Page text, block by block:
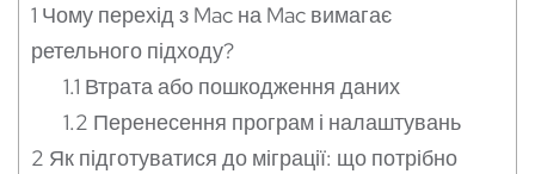
1 Чому перехід з Mac на Mac вимагає
ретельного підходу?
1.1 Втрата або пошкодження даних
1.2 Перенесення програм і налаштувань
2 Як підготуватися до міграції: що потрібно